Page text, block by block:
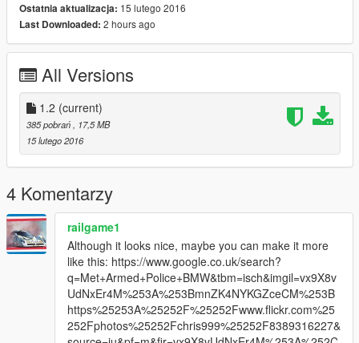
Ostatnia aktualizacja: 15 lutego 2016
Last Downloaded: 2 hours ago
All Versions
1.2 (current)
385 pobrań
, 17,5 MB
15 lutego 2016
4 Komentarzy
railgame1
Although it looks nice, maybe you can make it more
like this: https://www.google.co.uk/search?
q=Met+Armed+Police+BMW&tbm=isch&imgil=vx9X8v
UdNxEr4M%253A%253BmnZK4NYKGZceCM%253B
https%25253A%25252F%25252Fwww.flickr.com%25
252Fphotos%25252Fchris999%25252F8389316227&